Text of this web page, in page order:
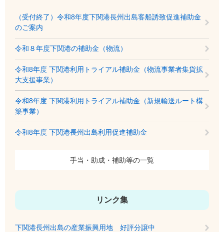
（受付終了）令和8年度下関港長州出島客船誘致促進補助金
のご案内
令和８年度下関港の補助金（物流）
令和8年度 下関港利用トライアル補助金（物流事業者集貨拡
大支援事業）
令和8年度 下関港利用トライアル補助金（新規輸送ルート構
築事業）
令和8年度 下関港長州出島利用促進補助金
手当・助成・補助等の一覧
リンク集
下関港長州出島の産業振興用地 好評分譲中